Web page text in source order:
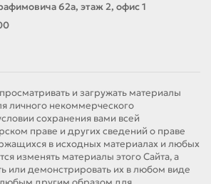
62а, этаж 2, офис 1
и загружать материалы
личного некоммерческого
сохранения вами всей
праве и других сведений о праве
в исходных материалах и любых
изменять материалы этого Сайта, а
или демонстрировать их в любом виде